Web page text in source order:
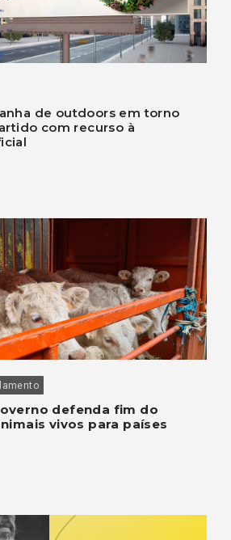
de outdoors em torno
com recurso à
defenda fim do
vivos para países